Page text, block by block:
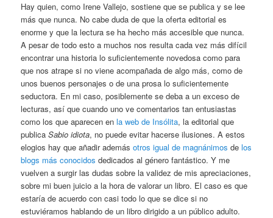
Hay quien, como Irene Vallejo, sostiene que se publica y se lee
más que nunca. No cabe duda de que la oferta editorial es
enorme y que la lectura se ha hecho más accesible que nunca.
A pesar de todo esto a muchos nos resulta cada vez más difícil
encontrar una historia lo suficientemente novedosa como para
que nos atrape si no viene acompañada de algo más, como de
unos buenos personajes o de una prosa lo suficientemente
seductora. En mi caso, posiblemente se deba a un exceso de
lecturas, así que cuando uno ve comentarios tan entusiastas
como los que aparecen enla web de Insólita, la editorial que
publicaSabio idiota, no puede evitar hacerse ilusiones. A estos
elogios hay que añadir ademásotros igual de magnánimos delos
blogs más conocidos dedicados al género fantástico. Y me
vuelven a surgir las dudas sobre la validez de mis apreciaciones,
sobre mi buen juicio a la hora de valorar un libro. El caso es que
estaría de acuerdo con casi todo lo que se dice si no
estuviéramos hablando de un libro dirigido a un público adulto.